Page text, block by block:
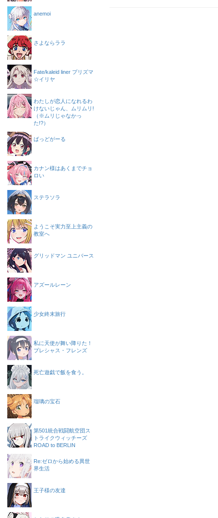
anemoi
さよならララ
Fate/kaleid liner プリズマ
☆イリヤ
わたしが恋人になれるわ
けないじゃん、ムリムリ!
（※ムリじゃなかっ
た!?）
ばっどがーる
カナン様はあくまでチョ
ロい
ステラソラ
ようこそ実力至上主義の
教室へ
グリッドマン ユニバース
アズールレーン
少女終末旅行
私に天使が舞い降りた！
プレシャス・フレンズ
死亡遊戯で飯を食う。
瑠璃の宝石
第501統合戦闘航空団ス
トライクウィッチーズ
ROAD to BERLIN
Re:ゼロから始める異世
界生活
王子様の友達